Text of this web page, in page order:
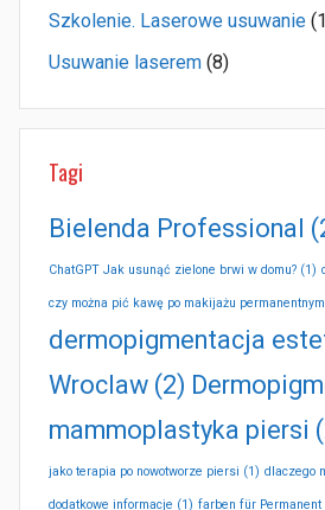
Szkolenie. Laserowe usuwanie
Usuwanie laserem (8)
Tagi
Bielenda Professional
ChatGPT Jak usunąć zielone brwi w domu? (1)
czy można pić kawę po makijażu
dermopigmentacja
Wroclaw (2)
mammoplastyka piersi
jako terapia po nowotworze piersi (1) dlaczego
dodatkowe informacje (1) farben für Permanent